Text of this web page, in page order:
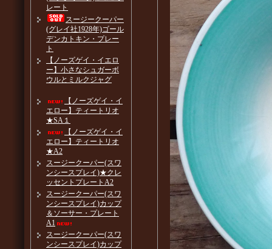
レート
スージークーパー
(グレイ社1928年)ゴール
デンカトキン・プレー
ト
【ノーズゲイ・イエロ
ー】小さなシュガーボ
ウルとミルクジャグ
【ノーズゲイ・イ
エロー】ティートリオ
★SA１
【ノーズゲイ・イ
エロー】ティートリオ
★A2
スージークーパー(スワ
ンシースプレイ)★クレ
ッセントプレートA2
スージークーパー(スワ
ンシースプレイ)カップ
＆ソーサー・プレート
A1
スージークーパー(スワ
ンシースプレイ)カップ